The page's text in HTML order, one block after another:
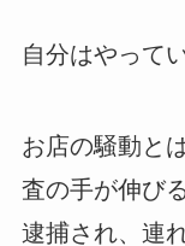
自分はやって
お店の騒動と
査の手が伸びる
逮捕され、連